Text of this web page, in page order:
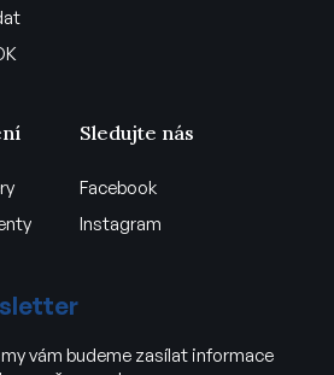
Sledujte nás
Facebook
Instagram
vám budeme zasílat informace